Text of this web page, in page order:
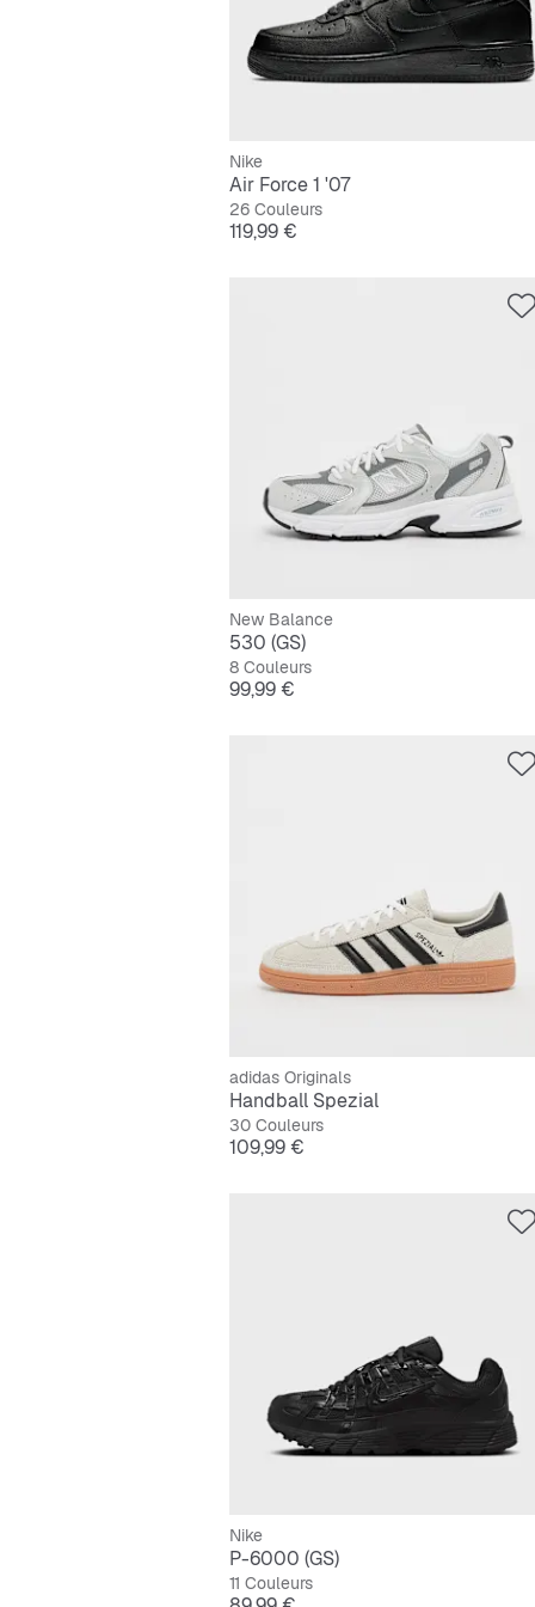
Nike
Air Force 1 '07
26 Couleurs
Prix
119,99 €
New Balance
530 (GS)
8 Couleurs
Prix
99,99 €
adidas Originals
Handball Spezial
30 Couleurs
Prix
109,99 €
Nike
P-6000 (GS)
11 Couleurs